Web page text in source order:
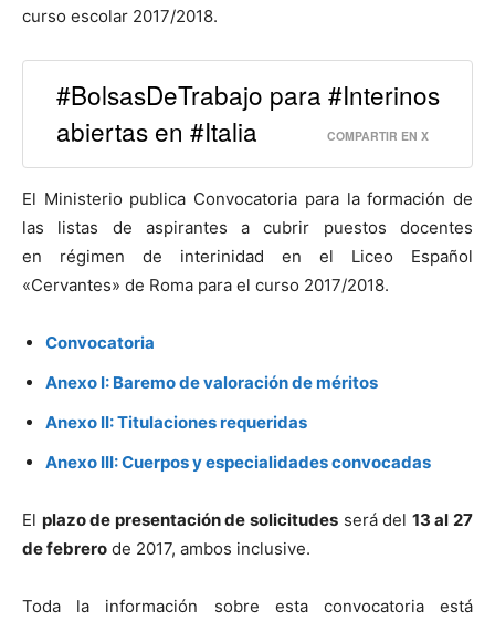
curso escolar 2017/2018.
#BolsasDeTrabajo para #Interinos
abiertas en #Italia
COMPARTIR EN X
El Ministerio publica Convocatoria para la formación de
las listas de aspirantes a cubrir puestos docentes
en régimen de interinidad en el Liceo Español
«Cervantes» de Roma para el curso 2017/2018.
Convocatoria
Anexo I: Baremo de valoración de méritos
Anexo II: Titulaciones requeridas
Anexo III: Cuerpos y especialidades convocadas
El plazo de presentación de solicitudes será del 13 al 27
de febrero de 2017, ambos inclusive.
Toda la información sobre esta convocatoria está